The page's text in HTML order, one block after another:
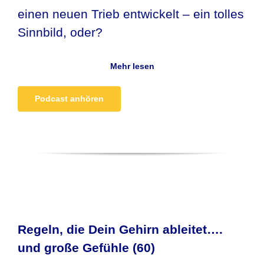
einen neuen Trieb entwickelt – ein tolles
Sinnbild, oder?
Mehr lesen
Podcast anhören
Regeln, die Dein Gehirn ableitet….
und große Gefühle (60)